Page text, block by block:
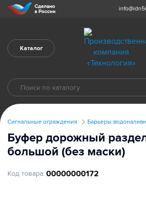
Каталог
Сигнальные ограждения Барьеры
Буфер дорожный
большой (без маски)
Код товара: 00000000172